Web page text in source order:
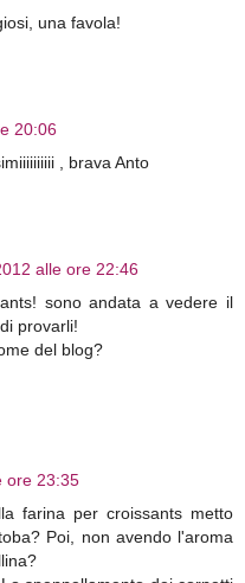
una favola!
20:06
, brava Anto
alle ore 22:46
sono andata a vedere il
provarli!
del blog?
ore 23:35
farina per croissants metto
Poi, non avendo l'aroma